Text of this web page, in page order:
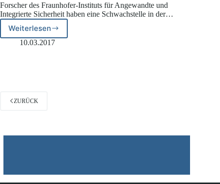
Forscher des Fraunhofer-Instituts für Angewandte und
Integrierte Sicherheit haben eine Schwachstelle in der…
Weiterlesen
WhatsApp
auf
der
10.03.2017
ZURÜCK